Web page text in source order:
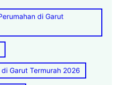
di Garut
Garut Termurah 2026